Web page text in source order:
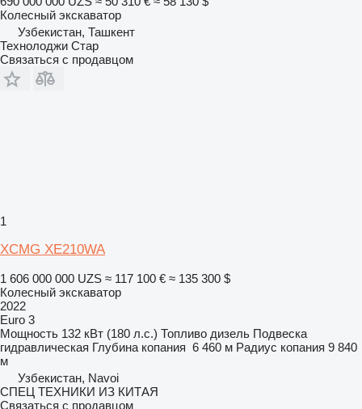
Колесный экскаватор
Узбекистан, Ташкент
Технолоджи Стар
Связаться с продавцом
1
XCMG XE210WA
1 606 000 000 UZS ≈ 117 100 € ≈ 135 300 $
Колесный экскаватор
2022
Euro 3
Мощность 132 кВт (180 л.с.) Топливо дизель Подвеска
гидравлическая Глубина копания 6 460 м Радиус копания 9 840
м
Узбекистан, Navoi
СПЕЦ ТЕХНИКИ ИЗ КИТАЯ
Связаться с продавцом